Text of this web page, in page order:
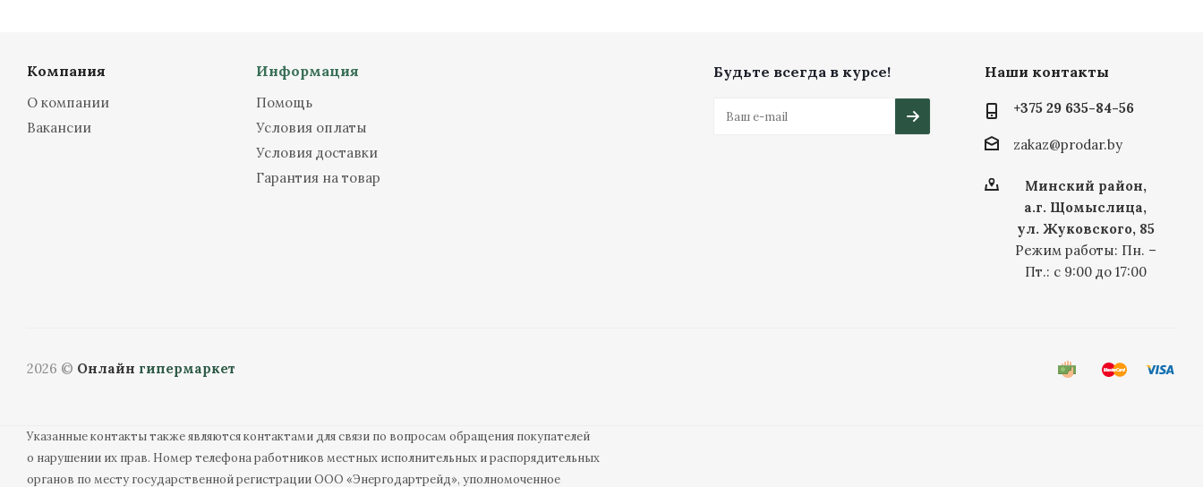
Компания
О компании
Вакансии
Информация
Помощь
Условия оплаты
Условия доставки
Гарантия на товар
Будьте всегда в курсе! Наши контакты
+375 29 635-84-56
zakaz@prodar.by
Минский район,
а.г. Щомыслица,
ул. Жуковского, 85
Режим работы: Пн. –
Пт.: с 9:00 до 17:00
2026 © Онлайн гипермаркет
Указанные контакты также являются контактами для связи по вопросам обращения покупателей
о нарушении их прав. Номер телефона работников местных исполнительных и распорядительных
органов по месту государственной регистрации ООО «Энергодартрейд», уполномоченное